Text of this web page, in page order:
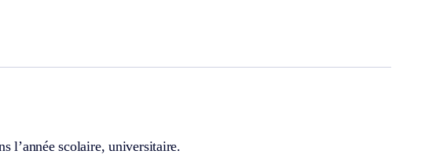
l’année scolaire, universitaire.